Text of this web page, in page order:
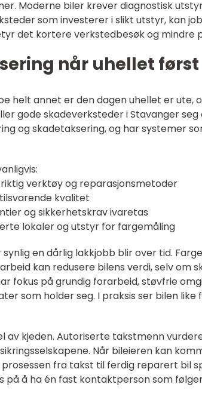
Moderne biler krever diagnostisk
som investerer i slikt utstyr, kan
det kortere verkstedbesøk og mindre
når uhellet
helt annet er den dagen uhellet er ute,
gode skadeverksteder i Stavanger seg
og skadetaksering, og har systemer
verktøy og reparasjonsmetoder
kvalitet
og sikkerhetskrav ivaretas
lokaler og utstyr for fargemåling
en dårlig lakkjobb blir over tid.
kan redusere bilens verdi, selv om
fokus på grundig forarbeid, støvfrie
som holder seg. I praksis ser bilen like
av kjeden. Autoriserte takstmenn
Når bileieren kan
fra takst til ferdig reparert bil
på å ha én fast kontaktperson som